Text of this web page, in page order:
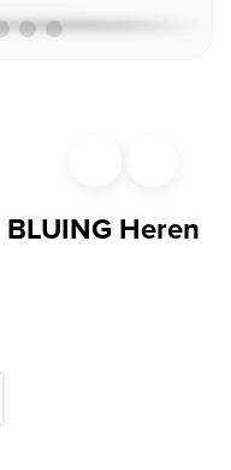
Heren